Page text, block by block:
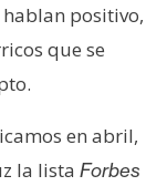
positivo,
que se
en abril,
la lista Forbes